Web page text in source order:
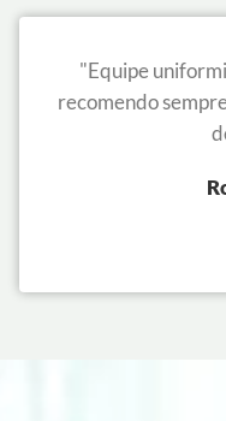
"Equipe
recomendo